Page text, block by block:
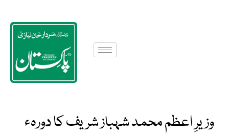
وزیرِ اعظم محمد شہباز شریف کا دورہء